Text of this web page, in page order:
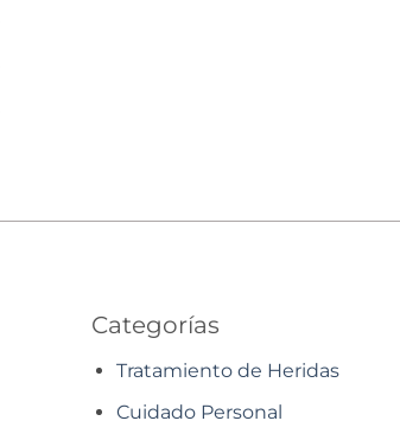
Categorías
Tratamiento de Heridas
Cuidado Personal